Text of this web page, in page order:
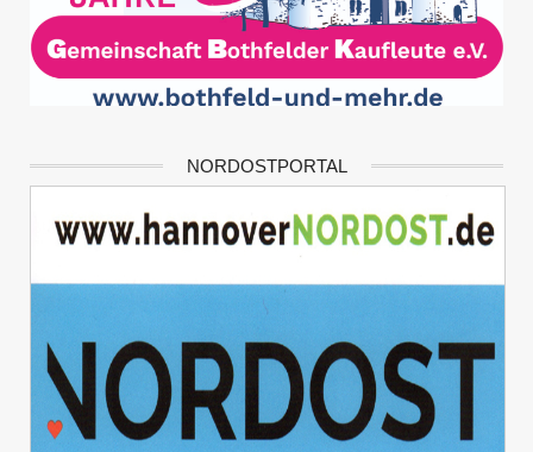
NORDOSTPORTAL